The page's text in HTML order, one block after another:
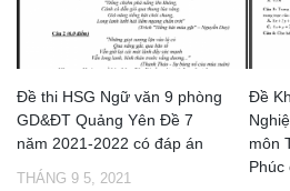
Đề thi HSG Ngữ văn 9 phòng
GD&ĐT Quảng Yên Đề 7
năm 2021-2022 có đáp án
THÁNG 9 5, 2021
Đề
môn
Phúc